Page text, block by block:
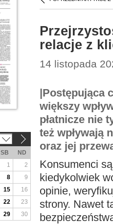
relacje z
14 listopada
|Postępująca
większy
płatnicze nie
też wpływają
oraz jej
Konsumenci
kiedykolwiek
opinie,
strony. Nawet
SB
ND
1
2
8
9
15
16
22
23
29 30